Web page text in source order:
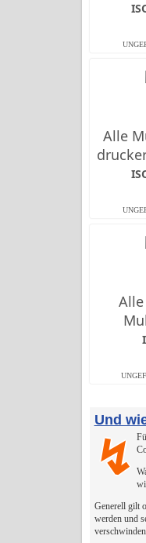
Alle
Und
↯
Generell gilt
werden und